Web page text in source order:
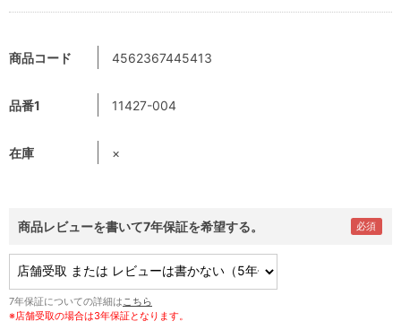
商品コード 4562367445413
品番1 11427-004
在庫 ×
商品レビューを書いて7年保証を希望する。
7年保証についての詳細は こちら
※店舗受取の場合は3年保証となります。